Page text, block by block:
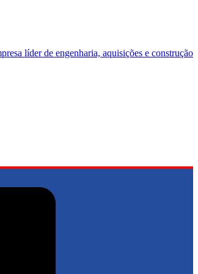
líder de engenharia, aquisições e construção